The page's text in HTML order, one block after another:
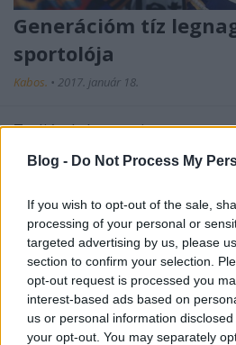
Blog - Do Not Process My
If you wish to opt-out of the sale,
processing of your personal or
targeted advertising by us, please
section to confirm your selection.
opt-out request is processed you
interest-based ads based on
us or personal information
your opt-out. You may separately
Generációm tíz
sportolója
Kabos. • 2017. január 18.
Tudjátok, hogy rajongom a
sportot szívesen nézek, bele
sportokat is szívesen fedezek
Stadionépítés - igen,
Kabos.•2016. augusztus 12.
Nyilván nem, de miért nem?
stadionépítés jelen
az nem lehet senkinek sem